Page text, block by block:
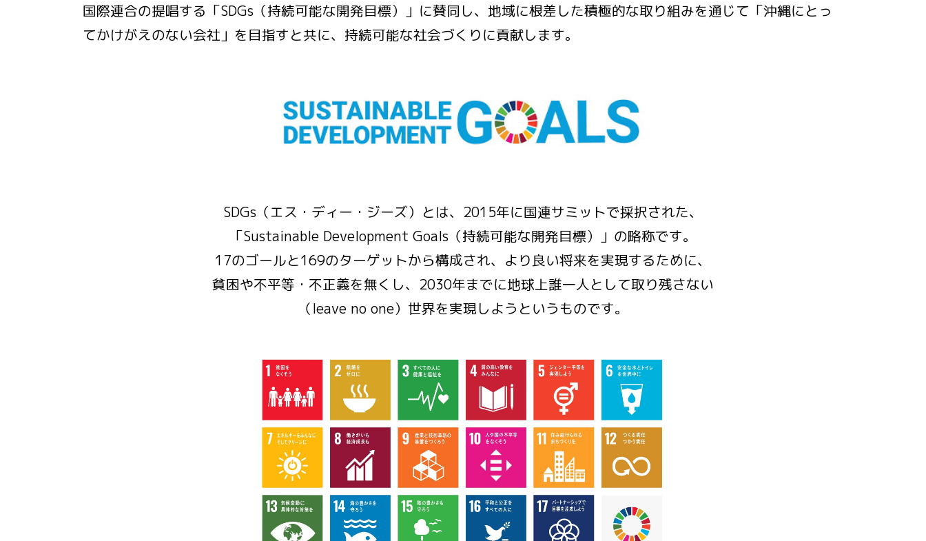
国際連合の提唱する「SDGs（持続可能な開発目標）」に賛同し、地域に根差した積極的な取り組みを通じて「沖縄にとっ
てかけがえのない会社」を目指すと共に、持続可能な社会づくりに貢献します。
SDGs（エス・ディー・ジーズ）とは、2015年に国連サミットで採択された、
「Sustainable Development Goals（持続可能な開発目標）」の略称です。
17のゴールと169のターゲットから構成され、より良い将来を実現するために、
貧困や不平等・不正義を無くし、2030年までに地球上誰一人として取り残さない
（leave no one）世界を実現しようというものです。